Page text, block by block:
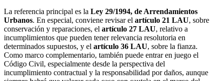
La referencia principal es la Ley 29/1994, de Arrendamientos
Urbanos. En especial, conviene revisar el artículo 21 LAU, sobre
conservación y reparaciones, el artículo 27 LAU, relativo a
incumplimientos que pueden tener relevancia resolutoria en
determinados supuestos, y el artículo 36 LAU, sobre la fianza.
Como marco complementario, también puede entrar en juego el
Código Civil, especialmente desde la perspectiva del
incumplimiento contractual y la responsabilidad por daños, aunque